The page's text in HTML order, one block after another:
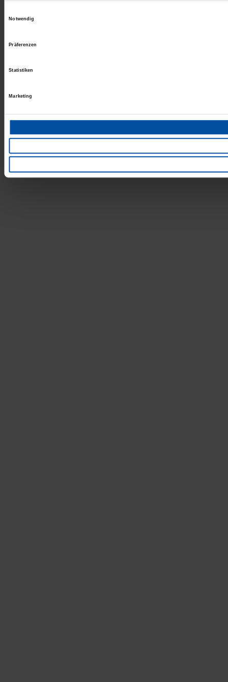
Notwendig
Präferenzen
Statistiken
Marketing